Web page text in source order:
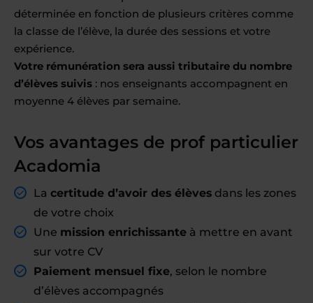
déterminée en fonction de plusieurs critères comme
la classe de l’élève, la durée des sessions et votre
expérience.
Votre rémunération sera aussi tributaire du nombre
d’élèves suivis : nos enseignants accompagnent en
moyenne 4 élèves par semaine.
Vos avantages de prof particulier
Acadomia
La certitude d’avoir des élèves dans les zones
de votre choix
Une mission enrichissante à mettre en avant
sur votre CV
Paiement mensuel fixe, selon le nombre
d’élèves accompagnés